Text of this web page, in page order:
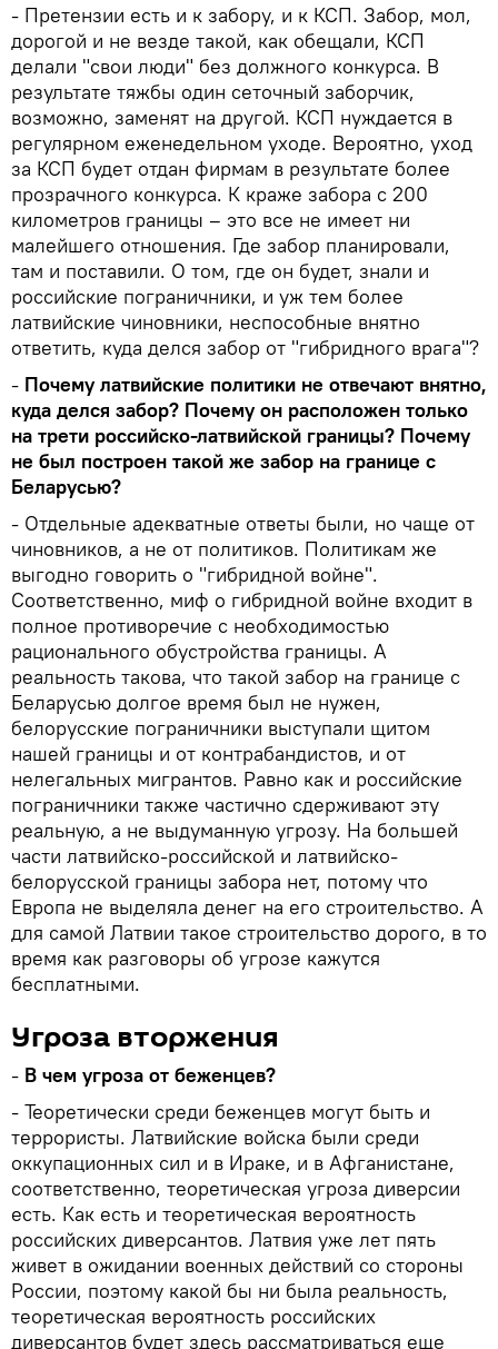
- Претензии есть и к забору, и к КСП. Забор, мол,
дорогой и не везде такой, как обещали, КСП
делали "свои люди" без должного конкурса. В
результате тяжбы один сеточный заборчик,
возможно, заменят на другой. КСП нуждается в
регулярном еженедельном уходе. Вероятно, уход
за КСП будет отдан фирмам в результате более
прозрачного конкурса. К краже забора с 200
километров границы – это все не имеет ни
малейшего отношения. Где забор планировали,
там и поставили. О том, где он будет, знали и
российские пограничники, и уж тем более
латвийские чиновники, неспособные внятно
ответить, куда делся забор от "гибридного врага"?
- Почему латвийские политики не отвечают внятно,
куда делся забор? Почему он расположен только
на трети российско-латвийской границы? Почему
не был построен такой же забор на границе с
Беларусью?
- Отдельные адекватные ответы были, но чаще от
чиновников, а не от политиков. Политикам же
выгодно говорить о "гибридной войне".
Соответственно, миф о гибридной войне входит в
полное противоречие с необходимостью
рационального обустройства границы. А
реальность такова, что такой забор на границе с
Беларусью долгое время был не нужен,
белорусские пограничники выступали щитом
нашей границы и от контрабандистов, и от
нелегальных мигрантов. Равно как и российские
пограничники также частично сдерживают эту
реальную, а не выдуманную угрозу. На большей
части латвийско-российской и латвийско-
белорусской границы забора нет, потому что
Европа не выделяла денег на его строительство. А
для самой Латвии такое строительство дорого, в то
время как разговоры об угрозе кажутся
бесплатными.
Угроза вторжения
- В чем угроза от беженцев?
- Теоретически среди беженцев могут быть и
террористы. Латвийские войска были среди
оккупационных сил и в Ираке, и в Афганистане,
соответственно, теоретическая угроза диверсии
есть. Как есть и теоретическая вероятность
российских диверсантов. Латвия уже лет пять
живет в ожидании военных действий со стороны
России, поэтому какой бы ни была реальность,
теоретическая вероятность российских
диверсантов будет здесь рассматриваться еще